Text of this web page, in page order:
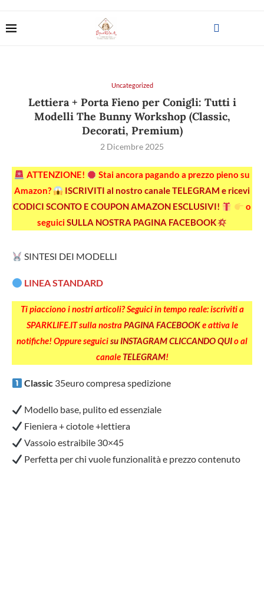
Uncategorized
Lettiera + Porta Fieno per Conigli: Tutti i
Modelli The Bunny Workshop (Classic,
Decorati, Premium)
2 Dicembre 2025
ATTENZIONE!
Stai ancora pagando a prezzo pieno su
Amazon?
ISCRIVITI al nostro canale TELEGRAM e ricevi
CODICI SCONTO E COUPON AMAZON ESCLUSIVI!
o
seguiciSULLA NOSTRA PAGINA FACEBOOK
SINTESI DEI MODELLI
LINEA STANDARD
Ti piacciono i nostri articoli? Seguici in tempo reale: iscriviti a
SPARKLIFE.IT sulla nostraPAGINA FACEBOOKe attiva le
notifiche! Oppure seguicisu INSTAGRAM CLICCANDO QUIo al
canale TELEGRAM!
Classic 35euro compresa spedizione
Modello base, pulito ed essenziale
Fieniera + ciotole +lettiera
Vassoio estraibile 30×45
Perfetta per chi vuole funzionalità e prezzo contenuto